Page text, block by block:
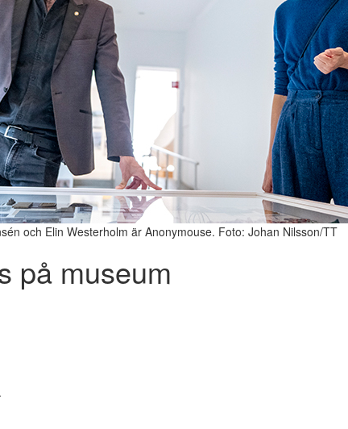
och Elin Westerholm är Anonymouse. Foto: Johan Nilsson/TT
på museum